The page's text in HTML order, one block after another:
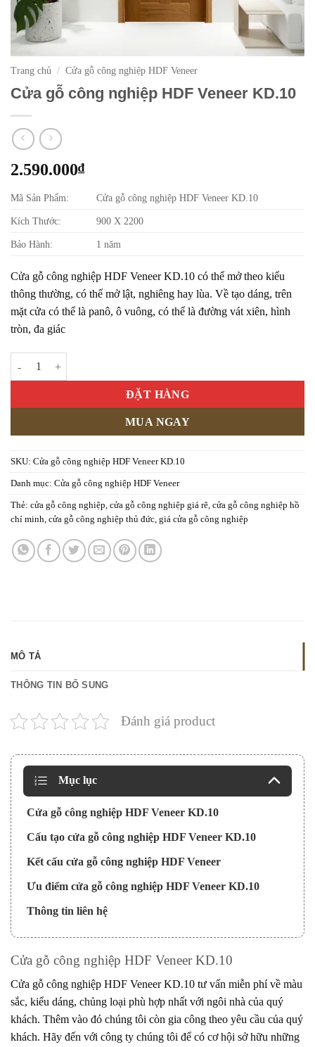
Trang chủ / Cửa gỗ công nghiệp HDF Veneer
Cửa gỗ công nghiệp HDF Veneer KD.10
2.590.000₫
Mã Sản Phẩm: Cửa gỗ công nghiệp HDF Veneer KD.10
Kích Thước: 900 X 2200
Bảo Hành: 1 năm
Cửa gỗ công nghiệp HDF Veneer KD.10 có thể mở theo kiểu
thông thường, có thể mở lật, nghiêng hay lùa. Về tạo dáng, trên
mặt cửa có thể là panô, ô vuông, có thể là đường vát xiên, hình
tròn, đa giác
Cửa gỗ công nghiệp HDF Veneer KD.10 số lượng
ĐẶT HÀNG
MUA NGAY
SKU: Cửa gỗ công nghiệp HDF Veneer KD.10
Danh mục: Cửa gỗ công nghiệp HDF Veneer
Thẻ: cửa gỗ công nghiệp, cửa gỗ công nghiệp giá rẽ, cửa gỗ công nghiệp hồ
chí minh, cửa gỗ công nghiệp thủ đức, giá cửa gỗ công nghiệp
MÔ TẢ
THÔNG TIN BỔ SUNG
Đánh giá product
Mục lục
Cửa gỗ công nghiệp HDF Veneer KD.10
Cấu tạo cửa gỗ công nghiệp HDF Veneer KD.10
Kết cấu cửa gỗ công nghiệp HDF Veneer
Ưu điểm cửa gỗ công nghiệp HDF Veneer KD.10
Thông tin liên hệ
Cửa gỗ công nghiệp HDF Veneer KD.10
Cửa gỗ công nghiệp HDF Veneer KD.10 tư vấn miễn phí về màu
sắc, kiểu dáng, chủng loại phù hợp nhất với ngôi nhà của quý
khách. Thêm vào đó chúng tôi còn gia công theo yêu cầu của quý
khách. Hãy đến với công ty chúng tôi để có cơ hội sở hữu những